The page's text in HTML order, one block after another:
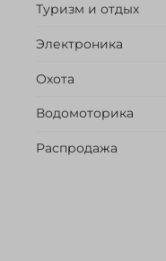
Туризм и отдых
Электроника
Охота
Водомоторика
Распродажа